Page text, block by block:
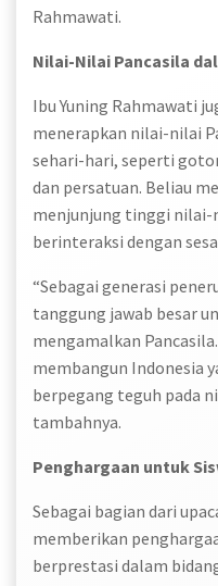
Rahmawati.
Nilai-Nilai Pancasila
Ibu Yuning Rahmawati
menerapkan nilai-nilai
sehari-hari, seperti
dan persatuan. Beliau
menjunjung tinggi
berinteraksi dengan
“Sebagai generasi
tanggung jawab besar
mengamalkan
membangun Indonesia
berpegang teguh pada
tambahnya.
Penghargaan untuk
Sebagai bagian dari
memberikan
berprestasi dalam